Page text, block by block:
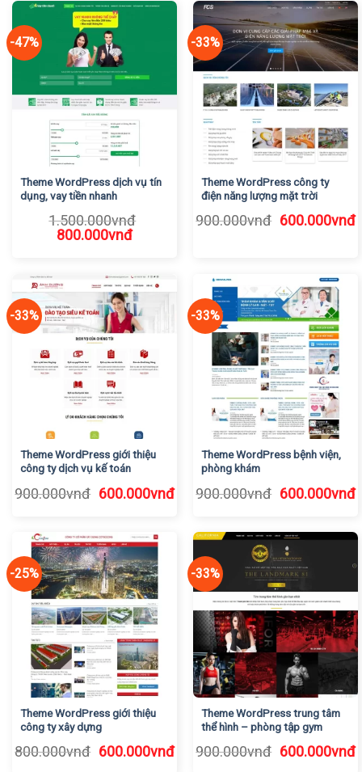
-47%
Theme WordPress dịch vụ tín
dụng, vay tiền nhanh
1.500.000vnđ
Giá
1.500.000vnđ.
800.000vnđGiá
là:
800.000vnđ.
-33%
Theme WordPress công ty
điện năng lượng mặt trời
900.000vnđ Giá
600.000vnđ
-33%
Theme WordPress giới thiệu
công ty dịch vụ kế toán
900.000vnđ Giá
900.000vnđ.
600.000vnđGiá
600.000vnđ.
-33%
Theme WordPress bệnh viện,
phòng khám
900.000vnđ Giá
900.000vnđ.
600.000vnđ
-25%
Theme WordPress giới thiệu
công ty xây dựng
800.000vnđ Giá
600.000vnđGiá
-33%
Theme WordPress trung tâm
thể hình – phòng tập gym
900.000vnđ Giá
600.000vnđ